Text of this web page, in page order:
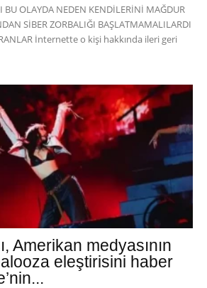
BU OLAYDA NEDEN KENDİLERİNİ MAĞDUR
SİBER ZORBALIĞI BAŞLATMAMALILARDI
İnternette o kişi hakkında ileri geri
Amerikan medyasının
eleştirisini haber